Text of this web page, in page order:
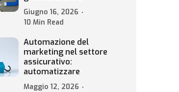
Giugno 16, 2026
10 Min Read
Automazione del
marketing nel settore
assicurativo:
automatizzare
Maggio 12, 2026